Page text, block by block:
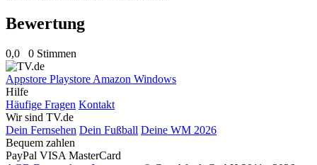
Bewertung
0,0 0 Stimmen
Appstore Playstore Amazon Windows
Hilfe
Häufige Fragen Kontakt
Wir sind TV.de
Dein Fernsehen Dein Fußball Deine WM 2026
Bequem zahlen
PayPal VISA MasterCard